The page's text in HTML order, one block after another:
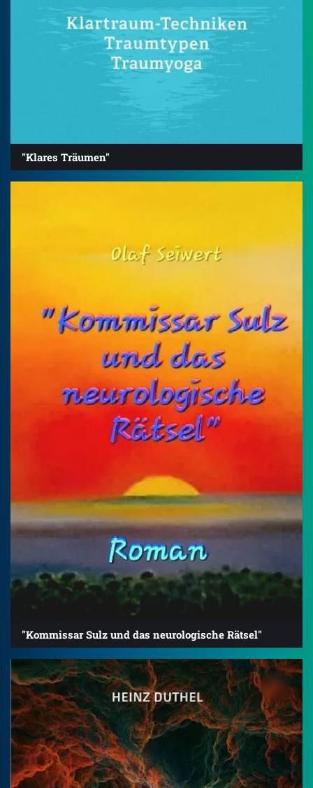
"Klares Träumen"
"Kommissar Sulz und das neurologische Rätsel"